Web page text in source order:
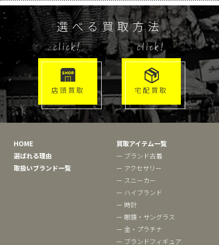
選べる買取方法
click!
店頭買取
click!
宅配買取
HOME
選ばれる理由
取扱いブランド一覧
買取アイテム一覧
ー ブランド古着
ー アクセサリー
ー スニーカー
ー ハイブランド
ー 時計
ー 眼鏡・サングラス
ー 金・プラチナ
ー ブランドフィギュア